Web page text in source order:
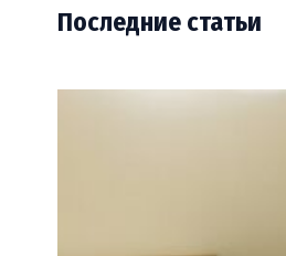
Последние статьи